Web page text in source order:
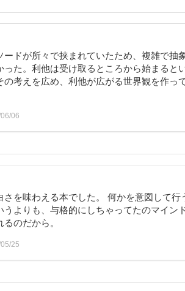
ドが所々で挟まれていたため、複雑で抽
た。利他は受け取るところから始まると
考えを広め、利他が広がる世界観を作っ
06
を味わえる本でした。 何かを意図して行
よりも、与格的にしちゃってたのマイン
のだから。
25